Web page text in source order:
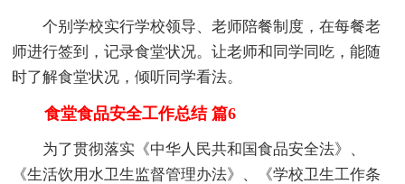
个别学校实行学校领导、老师陪餐制度，在每餐老
师进行签到，记录食堂状况。让老师和同学同吃，能随
时了解食堂状况，倾听同学看法。
食堂食品安全工作总结 篇6
为了贯彻落实《中华人民共和国食品安全法》、
《生活饮用水卫生监督管理办法》、《学校卫生工作条